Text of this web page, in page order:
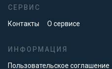
СЕРВИС
Контакты О сервисе
ИНФОРМАЦИЯ
Пользовательское соглашение